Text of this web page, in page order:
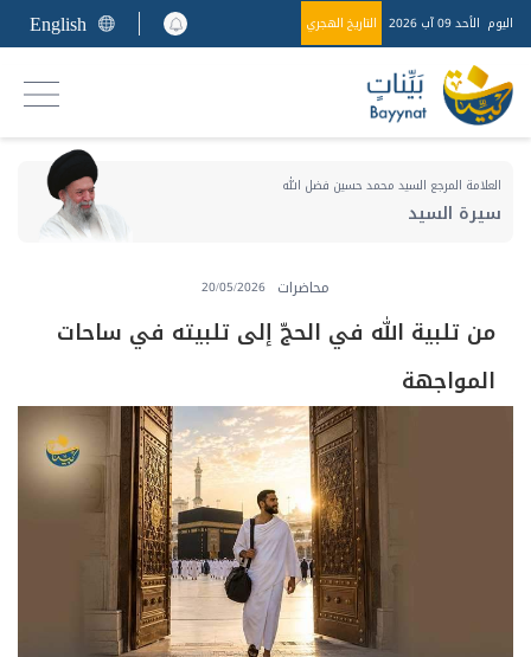
اليوم الأحد 09 آب 2026 التاريخ الهجري English
العلامة المرجع السيد محمد حسين فضل الله
سيرة السيد
محاضرات 20/05/2026
من تلبية الله في الحجّ إلى تلبيته في ساحات
المواجهة